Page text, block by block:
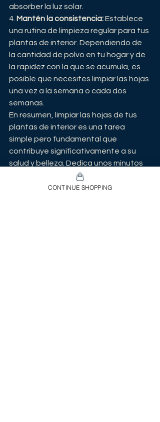
absorber la luz solar.
4. Mantén la consistencia: Establece
una rutina de limpieza regular para tus
plantas de interior. Dependiendo de
la cantidad de polvo en tu hogar y de
la rapidez con la que se acumula, es
posible que necesites limpiar las hojas
una vez a la semana o cada dos
semanas.
En resumen, limpiar las hojas de tus
plantas de interior es una tarea
simple pero fundamental que
contribuye significativamente a su
salud y belleza. Dedica unos minutos
de tu tiempo cada semana a este
cuidado básico y verás cómo tus
CONTINUE SHOPPING